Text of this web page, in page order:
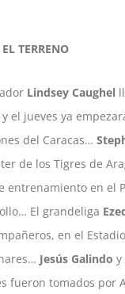
EL TERRENO
Lindsey Caughel
el jueves ya
del Caracas…
de los Tigres de
entrenamiento en el
El grandeliga
en el
Jesús Galindo y
fueron tomados por